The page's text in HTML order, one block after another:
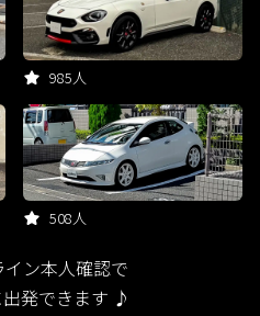
985人
508人
ン本人確認で
発できます ♪